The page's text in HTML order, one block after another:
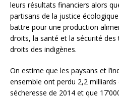
leurs résultats financiers alors
partisans de la justice
battre pour une production
droits, la santé et la sécurité des
droits des indigènes.
On estime que les paysans et
ensemble ont perdu 2,2
sécheresse de 2014 et que